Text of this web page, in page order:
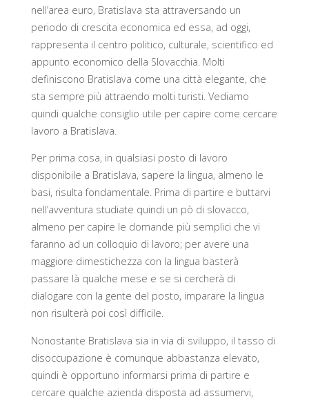
nell’area euro, Bratislava sta attraversando un
periodo di crescita economica ed essa, ad oggi,
rappresenta il centro politico, culturale, scientifico ed
appunto economico della Slovacchia. Molti
definiscono Bratislava come una città elegante, che
sta sempre più attraendo molti turisti. Vediamo
quindi qualche consiglio utile per capire come cercare
lavoro a Bratislava.
Per prima cosa, in qualsiasi posto di lavoro
disponibile a Bratislava, sapere la lingua, almeno le
basi, risulta fondamentale. Prima di partire e buttarvi
nell’avventura studiate quindi un pò di slovacco,
almeno per capire le domande più semplici che vi
faranno ad un colloquio di lavoro; per avere una
maggiore dimestichezza con la lingua basterà
passare là qualche mese e se si cercherà di
dialogare con la gente del posto, imparare la lingua
non risulterà poi così difficile.
Nonostante Bratislava sia in via di sviluppo, il tasso di
disoccupazione è comunque abbastanza elevato,
quindi è opportuno informarsi prima di partire e
cercare qualche azienda disposta ad assumervi,